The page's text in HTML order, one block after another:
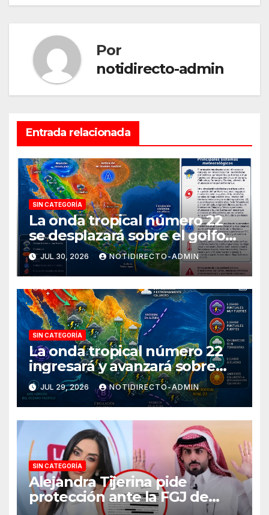
Por
notidirecto-admin
Entrada relacionada
SIN CATEGORÍA
La onda tropical número 22
se desplazará sobre el golfo
de Tehuantepec y el sur del
país
JUL 30, 2026 NOTIDIRECTO-ADMIN
SIN CATEGORÍA
La onda tropical número 22
ingresará y avanzará sobre
México
JUL 29, 2026 NOTIDIRECTO-ADMIN
SIN CATEGORÍA
Alejandra Tijerina pide
protección ante la FGJ de